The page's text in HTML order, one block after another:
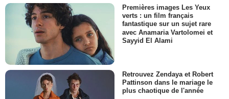
Premières images Les Yeux
verts : un film français
fantastique sur un sujet rare
avec Anamaria Vartolomei et
Sayyid El Alami
Retrouvez Zendaya et Robert
Pattinson dans le mariage le
plus chaotique de l'année